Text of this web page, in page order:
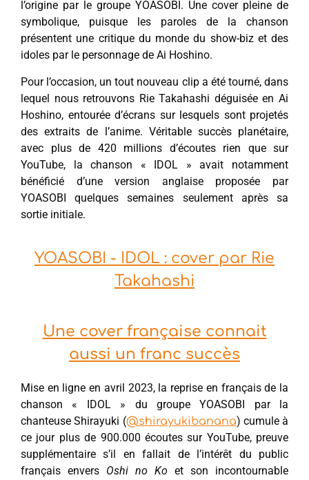
l’origine par le groupe YOASOBI. Une cover pleine de
symbolique, puisque les paroles de la chanson
présentent une critique du monde du show-biz et des
idoles par le personnage de Ai Hoshino.
Pour l’occasion, un tout nouveau clip a été tourné, dans
lequel nous retrouvons Rie Takahashi déguisée en Ai
Hoshino, entourée d’écrans sur lesquels sont projetés
des extraits de l’anime. Véritable succès planétaire,
avec plus de 420 millions d’écoutes rien que sur
YouTube, la chanson « IDOL » avait notamment
bénéficié d’une version anglaise proposée par
YOASOBI quelques semaines seulement après sa
sortie initiale.
YOASOBI - IDOL : cover par Rie
Takahashi
Une cover française connait
aussi un franc succès
Mise en ligne en avril 2023, la reprise en français de la
chanson « IDOL » du groupe YOASOBI par la
chanteuse Shirayuki (@shirayukibanana) cumule à
ce jour plus de 900.000 écoutes sur YouTube, preuve
supplémentaire s’il en fallait de l’intérêt du public
français envers Oshi no Ko et son incontournable